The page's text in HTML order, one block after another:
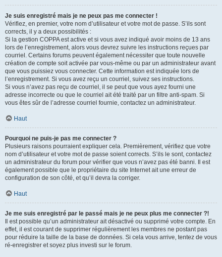
Je suis enregistré mais je ne peux pas me connecter !
Vérifiez, en premier, votre nom d’utilisateur et votre mot de passe. S’ils sont
corrects, il y a deux possibilités :
Si la gestion COPPA est active et si vous avez indiqué avoir moins de 13 ans
lors de l’enregistrement, alors vous devrez suivre les instructions reçues par
courriel. Certains forums peuvent également nécessiter que toute nouvelle
création de compte soit activée par vous-même ou par un administrateur avant
que vous puissiez vous connecter. Cette information est indiquée lors de
l’enregistrement. Si vous avez reçu un courriel, suivez ses instructions.
Si vous n’avez pas reçu de courriel, il se peut que vous ayez fourni une
adresse incorrecte ou que le courriel ait été traité par un filtre anti-spam. Si
vous êtes sûr de l’adresse courriel fournie, contactez un administrateur.
Haut
Pourquoi ne puis-je pas me connecter ?
Plusieurs raisons pourraient expliquer cela. Premièrement, vérifiez que votre
nom d’utilisateur et votre mot de passe soient corrects. S’ils le sont, contactez
un administrateur du forum pour vérifier que vous n’avez pas été banni. Il est
également possible que le propriétaire du site Internet ait une erreur de
configuration de son côté, et qu’il devra la corriger.
Haut
Je me suis enregistré par le passé mais je ne peux plus me connecter ?!
Il est possible qu’un administrateur ait désactivé ou supprimé votre compte. En
effet, il est courant de supprimer régulièrement les membres ne postant pas
pour réduire la taille de la base de données. Si cela vous arrive, tentez de vous
ré-enregistrer et soyez plus investi sur le forum.